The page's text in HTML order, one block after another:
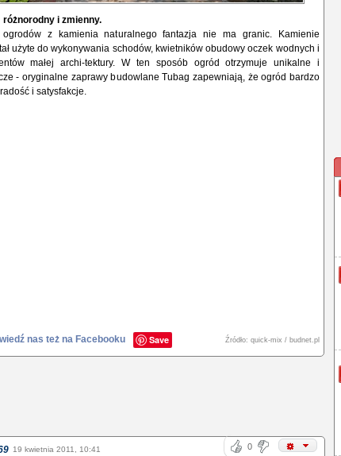
i zmienny.
ogrodów z kamienia naturalnego fantazja nie ma granic. Kamienie
użyte do wykonywania schodów, kwietników obudowy oczek wodnych i
małej archi-tektury. W ten sposób ogród otrzymuje unikalne i
- oryginalne zaprawy budowlane Tubag zapewniają, że ogród bardzo
i satysfakcje.
nas też na Facebooku Save Źródło: quick-mix / budnet.pl
19 kwietnia 2011, 10:41 0